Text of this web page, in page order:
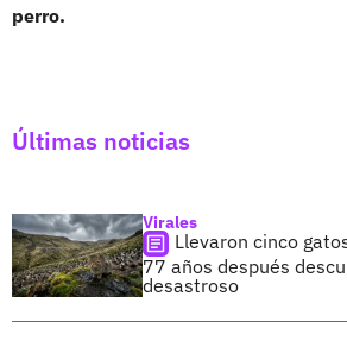
perro.
Últimas noticias
Virales
Llevaron cinco
77 años después
desastroso